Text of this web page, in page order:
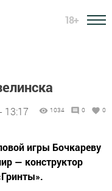
18+
13:17 1034 0 0
игры Бочкареву
— конструктор